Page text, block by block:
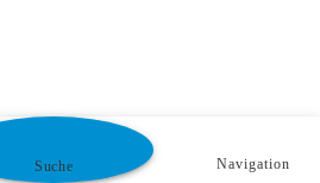
Suche Navigation